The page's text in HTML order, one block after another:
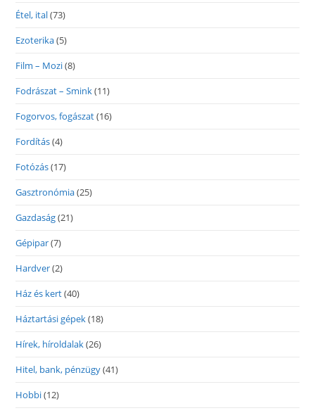
Étel, ital(73)
Ezoterika(5)
Film – Mozi(8)
Fodrászat – Smink(11)
Fogorvos, fogászat(16)
Fordítás(4)
Fotózás(17)
Gasztronómia(25)
Gazdaság(21)
Gépipar(7)
Hardver(2)
Ház és kert(40)
Háztartási gépek(18)
Hírek, híroldalak(26)
Hitel, bank, pénzügy(41)
Hobbi(12)